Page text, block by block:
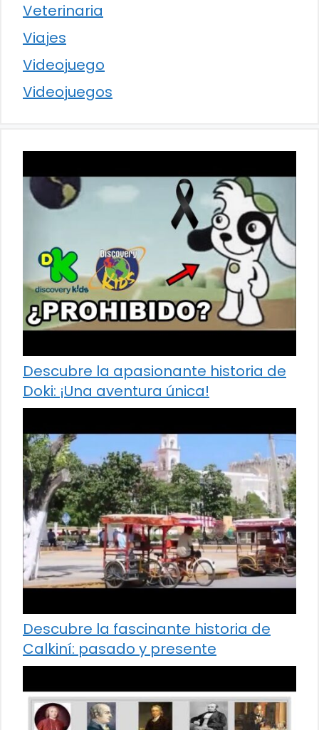
Veterinaria
Viajes
Videojuego
Videojuegos
Descubre la apasionante historia de
Doki: ¡Una aventura única!
Descubre la fascinante historia de
Calkiní: pasado y presente